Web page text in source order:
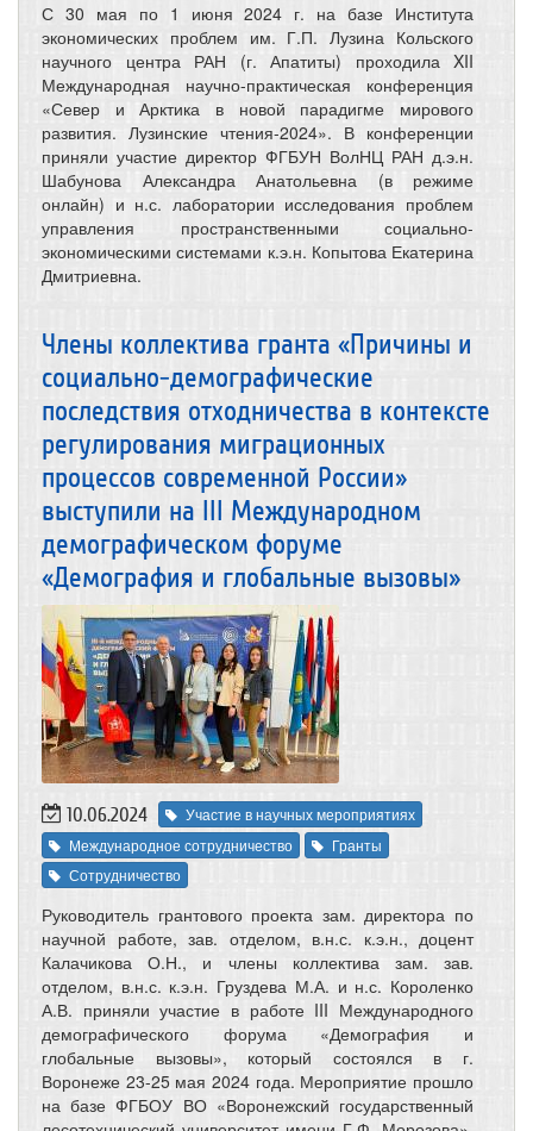
С 30 мая по 1 июня 2024 г. на базе Института
экономических проблем им. Г.П. Лузина Кольского
научного центра РАН (г. Апатиты) проходила XII
Международная научно-практическая конференция
«Север и Арктика в новой парадигме мирового
развития. Лузинские чтения-2024». В конференции
приняли участие директор ФГБУН ВолНЦ РАН д.э.н.
Шабунова Александра Анатольевна (в режиме
онлайн) и н.с. лаборатории исследования проблем
управления пространственными социально-
экономическими системами к.э.н. Копытова Екатерина
Дмитриевна.
Члены коллектива гранта «Причины и
социально-демографические
последствия отходничества в контексте
регулирования миграционных
процессов современной России»
выступили на III Международном
демографическом форуме
«Демография и глобальные вызовы»
10.06.2024
Участие в научных мероприятиях
Международное сотрудничество
Гранты
Сотрудничество
Руководитель грантового проекта зам. директора по
научной работе, зав. отделом, в.н.с. к.э.н., доцент
Калачикова О.Н., и члены коллектива зам. зав.
отделом, в.н.с. к.э.н. Груздева М.А. и н.с. Короленко
А.В. приняли участие в работе III Международного
демографического форума «Демография и
глобальные вызовы», который состоялся в г.
Воронеже 23-25 мая 2024 года. Мероприятие прошло
на базе ФГБОУ ВО «Воронежский государственный